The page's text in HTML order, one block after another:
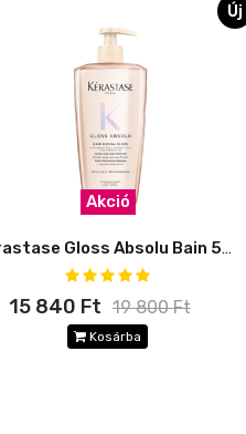
Új
Akció
Kérastase Gloss Absolu Bain 500 ml
15 840 Ft 19 800 Ft
Kosárba